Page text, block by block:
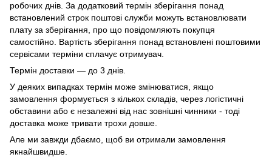
робочих днів. За додатковий термін зберігання понад
встановлений строк поштові служби можуть встановлювати
плату за зберігання, про що повідомляють покупця
самостійно. Вартість зберігання понад вcтановлені поштовими
сервісами терміни сплачує отримувач.
Термін доставки — до 3 днів.
У деяких випадках термін може змінюватися, якщо
замовлення формується з кількох складів, через логістичні
обставини або є незалежні від нас зовнішні чинники - тоді
доставка може тривати трохи довше.
Але ми завжди дбаємо, щоб ви отримали замовлення
якнайшвидше.